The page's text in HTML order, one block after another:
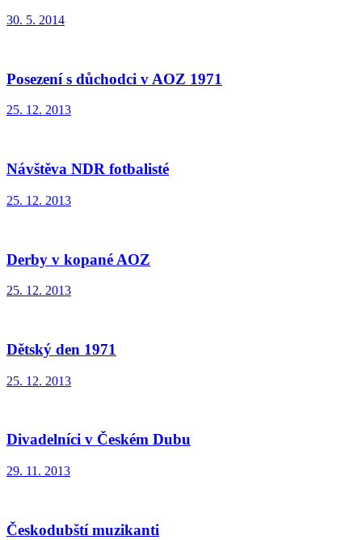
30. 5. 2014
Posezení s důchodci v AOZ 1971
25. 12. 2013
Návštěva NDR fotbalisté
25. 12. 2013
Derby v kopané AOZ
25. 12. 2013
Dětský den 1971
25. 12. 2013
Divadelníci v Českém Dubu
29. 11. 2013
Českodubští muzikanti